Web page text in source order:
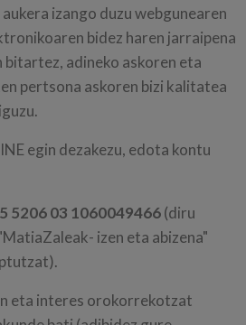
izango duzu webgunearen
bidez haren jarraipena
bitartez, adineko askoren eta
pertsona askoren bizi kalitatea
egin dezakezu, edota kontu
5206 03 1060049466(diru
izen eta abizena"
eta interes orokorrekotzat